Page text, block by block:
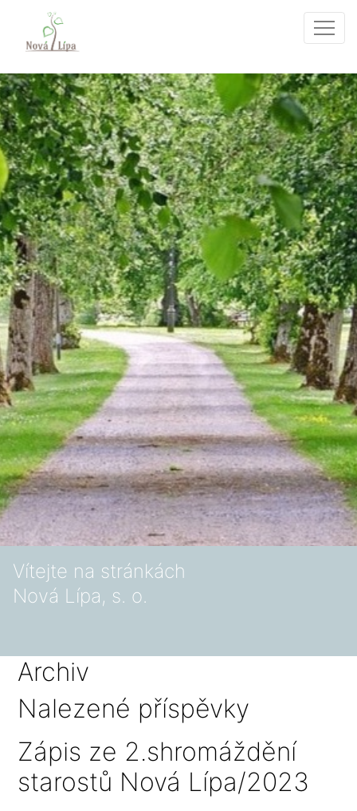
Vítejte na stránkách
Nová Lípa, s. o.
Archiv
Nalezené příspěvky
Zápis ze 2.shromáždění
starostů Nová Lípa/2023